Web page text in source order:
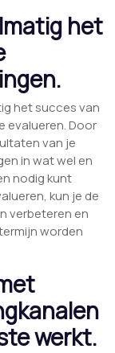
het
het succes van
evalueren. Door
van je
in wat wel en
nodig kunt
kun je de
verbeteren en
worden
werkt.